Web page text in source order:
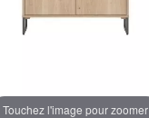
Touchez l'image pour zoomer